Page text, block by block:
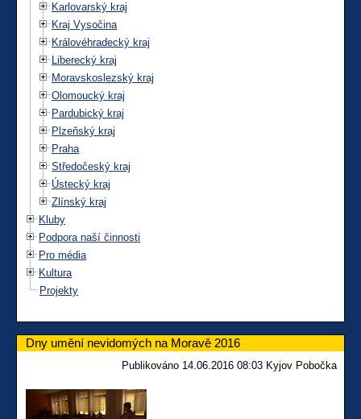
Karlovarský kraj
Kraj Vysočina
Královéhradecký kraj
Liberecký kraj
Moravskoslezský kraj
Olomoucký kraj
Pardubický kraj
Plzeňský kraj
Praha
Středočeský kraj
Ústecký kraj
Zlínský kraj
Kluby
Podpora naší činnosti
Pro média
Kultura
Projekty
Dny umění nevidomých na Moravě 2016
Publikováno 14.06.2016 08:03 Kyjov Pobočka